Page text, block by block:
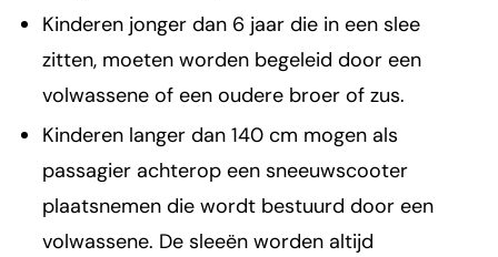
Kinderen jonger dan 6 jaar die in een slee
zitten, moeten worden begeleid door een
volwassene of een oudere broer of zus.
Kinderen langer dan 140 cm mogen als
passagier achterop een sneeuwscooter
plaatsnemen die wordt bestuurd door een
volwassene. De sleeën worden altijd